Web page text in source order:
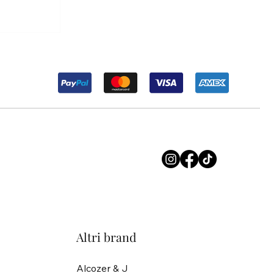
Altri brand
Alcozer & J